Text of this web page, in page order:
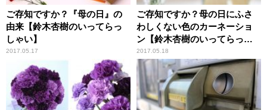
ご存知ですか？『母の日』の
由来【鈴木杏樹のいってらっ
しゃい】
2017.05.17
ご存知ですか？母の日にふさ
わしくない色のカーネーショ
ン【鈴木杏樹のいってらっし
ゃい】
2017.05.18